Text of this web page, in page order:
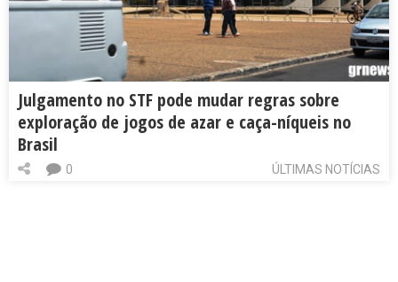
Julgamento no STF pode mudar regras sobre
exploração de jogos de azar e caça-níqueis no
Brasil
ÚLTIMAS NOTÍCIAS
0